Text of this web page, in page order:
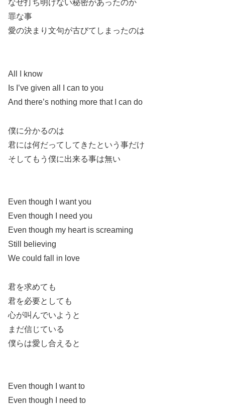
なぜ打ち明けない秘密があったのか
罪な事
愛の決まり文句が古びてしまったのは
All I know
Is I’ve given all I can to you
And there’s nothing more that I can do
僕に分かるのは
君には何だってしてきたという事だけ
そしてもう僕に出来る事は無い
Even though I want you
Even though I need you
Even though my heart is screaming
Still believing
We could fall in love
君を求めても
君を必要としても
心が叫んでいようと
まだ信じている
僕らは愛し合えると
Even though I want to
Even though I need to